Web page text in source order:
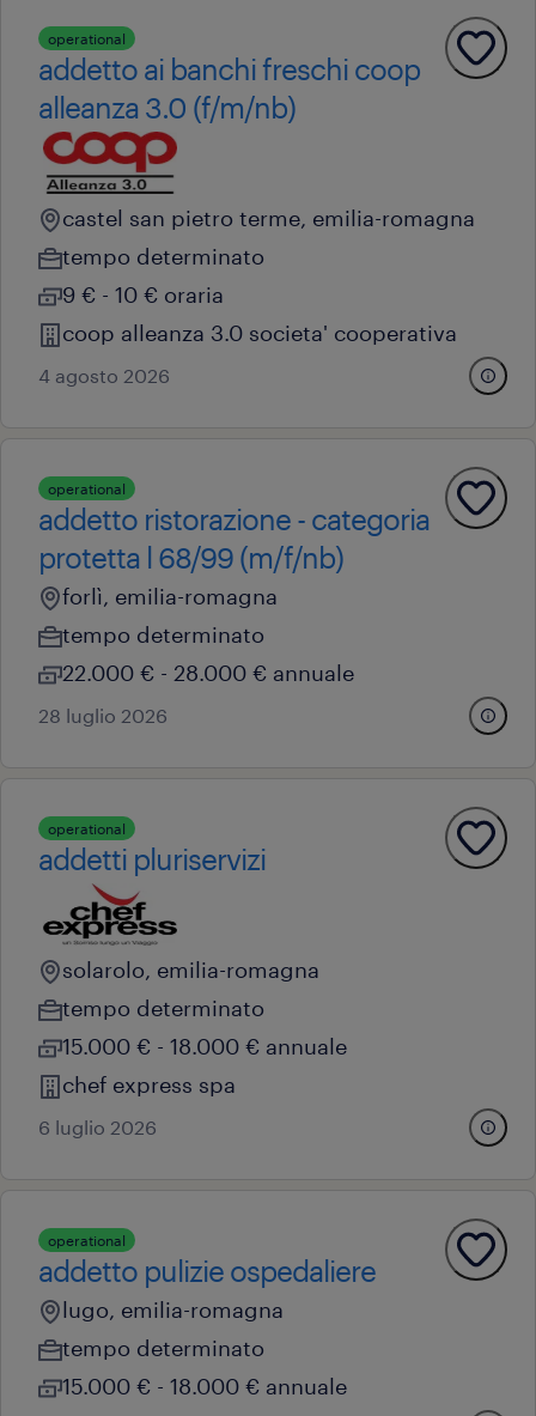
operational
addetto ai banchi freschi coop
alleanza 3.0 (f/m/nb)
castel san pietro terme, emilia-romagna
tempo determinato
9 € - 10 € oraria
coop alleanza 3.0 societa' cooperativa
4 agosto 2026
operational
addetto ristorazione - categoria
protetta l 68/99 (m/f/nb)
forlì, emilia-romagna
tempo determinato
22.000 € - 28.000 € annuale
28 luglio 2026
operational
addetti pluriservizi
solarolo, emilia-romagna
tempo determinato
15.000 € - 18.000 € annuale
chef express spa
6 luglio 2026
operational
addetto pulizie ospedaliere
lugo, emilia-romagna
tempo determinato
15.000 € - 18.000 € annuale